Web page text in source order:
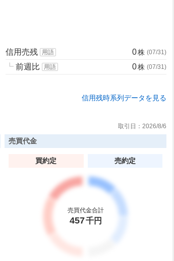
信用売残 用語 0株 (07/31 )
┗ 前週比 用語 0株 (07/31 )
信用残時系列データを見る
取引日： 2026/8/6
売買代金
買約定 売約定
売買代金合計
457千円